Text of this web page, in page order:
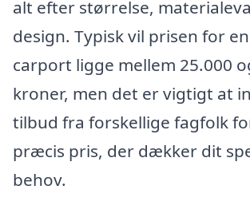
alt efter størrelse,
design. Typisk vil prisen for
carport ligge mellem 25.000
kroner, men det er vigtigt at
tilbud fra forskellige fagfolk
præcis pris, der dækker dit
behov.